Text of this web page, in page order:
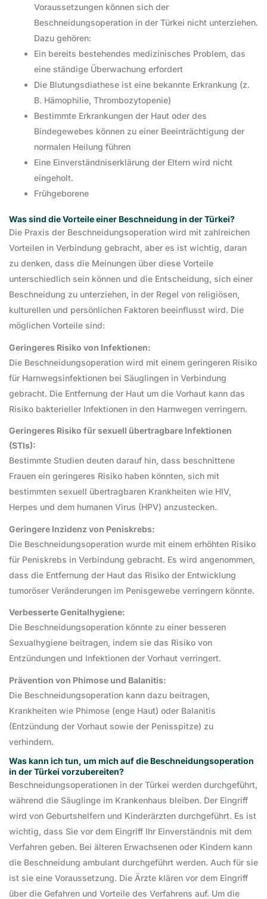
Voraussetzungen können sich der
Beschneidungsoperation in der Türkei nicht unterziehen.
Dazu gehören:
Ein bereits bestehendes medizinisches Problem, das
eine ständige Überwachung erfordert
Die Blutungsdiathese ist eine bekannte Erkrankung (z.
B. Hämophilie, Thrombozytopenie)
Bestimmte Erkrankungen der Haut oder des
Bindegewebes können zu einer Beeinträchtigung der
normalen Heilung führen
Eine Einverständniserklärung der Eltern wird nicht
eingeholt.
Frühgeborene
Was sind die Vorteile einer Beschneidung in der Türkei?
Die Praxis der Beschneidungsoperation wird mit zahlreichen
Vorteilen in Verbindung gebracht, aber es ist wichtig, daran
zu denken, dass die Meinungen über diese Vorteile
unterschiedlich sein können und die Entscheidung, sich einer
Beschneidung zu unterziehen, in der Regel von religiösen,
kulturellen und persönlichen Faktoren beeinflusst wird. Die
möglichen Vorteile sind:
Geringeres Risiko von Infektionen:
Die Beschneidungsoperation wird mit einem geringeren Risiko
für Harnwegsinfektionen bei Säuglingen in Verbindung
gebracht. Die Entfernung der Haut um die Vorhaut kann das
Risiko bakterieller Infektionen in den Harnwegen verringern.
Geringeres Risiko für sexuell übertragbare Infektionen
(STIs):
Bestimmte Studien deuten darauf hin, dass beschnittene
Frauen ein geringeres Risiko haben könnten, sich mit
bestimmten sexuell übertragbaren Krankheiten wie HIV,
Herpes und dem humanen Virus (HPV) anzustecken.
Geringere Inzidenz von Peniskrebs:
Die Beschneidungsoperation wurde mit einem erhöhten Risiko
für Peniskrebs in Verbindung gebracht. Es wird angenommen,
dass die Entfernung der Haut das Risiko der Entwicklung
tumoröser Veränderungen im Penisgewebe verringern könnte.
Verbesserte Genitalhygiene:
Die Beschneidungsoperation könnte zu einer besseren
Sexualhygiene beitragen, indem sie das Risiko von
Entzündungen und Infektionen der Vorhaut verringert.
Prävention von Phimose und Balanitis:
Die Beschneidungsoperation kann dazu beitragen,
Krankheiten wie Phimose (enge Haut) oder Balanitis
(Entzündung der Vorhaut sowie der Penisspitze) zu
verhindern.
Was kann ich tun, um mich auf die Beschneidungsoperation
in der Türkei vorzubereiten?
Beschneidungsoperationen in der Türkei werden durchgeführt,
während die Säuglinge im Krankenhaus bleiben. Der Eingriff
wird von Geburtshelfern und Kinderärzten durchgeführt. Es ist
wichtig, dass Sie vor dem Eingriff Ihr Einverständnis mit dem
Verfahren geben. Bei älteren Erwachsenen oder Kindern kann
die Beschneidung ambulant durchgeführt werden. Auch für sie
ist sie eine Voraussetzung. Die Ärzte klären vor dem Eingriff
über die Gefahren und Vorteile des Verfahrens auf. Um die